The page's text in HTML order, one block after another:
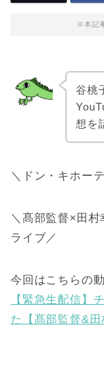
※本記
谷桃
想を
＼ドン・キホー
＼髙部監督×田
ライブ／
今回はこちらの
【緊急生配信】
た【髙部監督&田